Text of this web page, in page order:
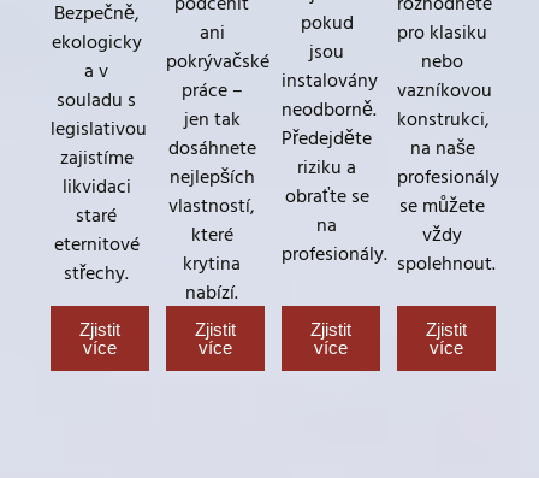
Bezpečně,
ekologicky
a v
souladu s
legislativou
zajistíme
likvidaci
staré
eternitové
střechy.
Zjistit
více
ani
pokrývačské
práce –
jen tak
dosáhnete
nejlepších
vlastností,
které
krytina
nabízí.
Zjistit
více
pokud
jsou
instalovány
neodborně.
Předejděte
riziku a
obraťte se
na
profesionály.
Zjistit
více
pro klasiku
nebo
vazníkovou
konstrukci,
na naše
profesionály
se můžete
vždy
spolehnout.
Zjistit
více